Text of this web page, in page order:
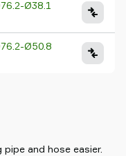
Ø38.1
Ø50.8
and hose easier.